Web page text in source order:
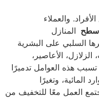
والعملاء
المنازل
السلبي على البشرية
الأعاصير،
تسبب هذه العوامل تدميرًا
المائية، وتغيرًا
العمل معًا للتخفيف من